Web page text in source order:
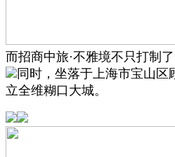
而招商中旅·不雅境不只打制
同时，坐落于上海市宝山区
立全维糊口大城。